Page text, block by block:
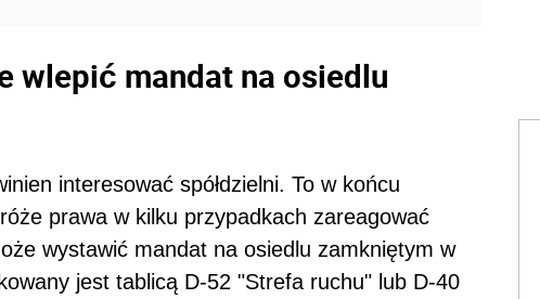
wlepić mandat na osiedlu
interesować spółdzielni. To w końcu
prawa w kilku przypadkach zareagować
wystawić mandat na osiedlu zamkniętym w
jest tablicą D-52 "Strefa ruchu" lub D-40